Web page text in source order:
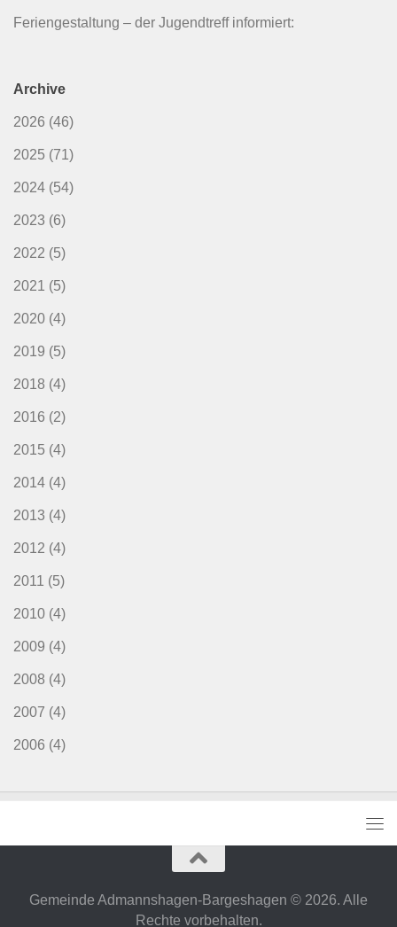
Feriengestaltung – der Jugendtreff informiert:
Archive
2026 (46)
2025 (71)
2024 (54)
2023 (6)
2022 (5)
2021 (5)
2020 (4)
2019 (5)
2018 (4)
2016 (2)
2015 (4)
2014 (4)
2013 (4)
2012 (4)
2011 (5)
2010 (4)
2009 (4)
2008 (4)
2007 (4)
2006 (4)
Gemeinde Admannshagen-Bargeshagen © 2026. Alle
Rechte vorbehalten.